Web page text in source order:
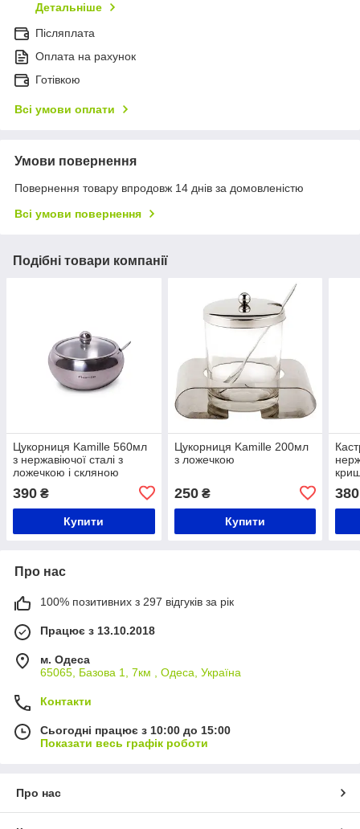
Детальніше
Післяплата
Оплата на рахунок
Готівкою
Всі умови оплати
Умови повернення
Повернення товару впродовж 14 днів за домовленістю
Всі умови повернення
Подібні товари компанії
Цукорниця Kamille 560мл
з нержавіючої сталі з
ложечкою і скляною
390 ₴
Купити
Цукорниця Kamille 200мл
з ложечкою
250₴
Купити
380
Про нас
100% позитивних з 297 відгуків за рік
Працює з 13.10.2018
м. Одеса
65065, Базова 1, 7км , Одеса, Україна
Контакти
Сьогодні працює з 10:00 до 15:00
Показати весь графік роботи
Про нас